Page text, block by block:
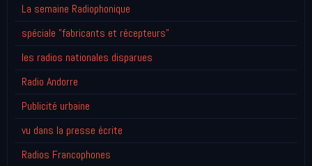
La semaine Radiophonique
spéciale "fabricants et récepteurs"
les radios nationales disparues
Radio Andorre
Publicité urbaine
vu dans la presse écrite
Radios Francophones